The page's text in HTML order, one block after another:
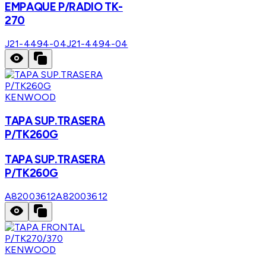
EMPAQUE P/RADIO TK-
270
J21-4494-04J21-4494-04
KENWOOD
TAPA SUP.TRASERA
P/TK260G
TAPA SUP.TRASERA
P/TK260G
A82003612A82003612
KENWOOD